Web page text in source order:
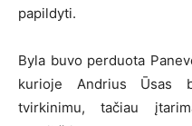
papildyti.
Byla buvo perduota
kurioje Andrius Ūsas
tvirkinimu, tačiau